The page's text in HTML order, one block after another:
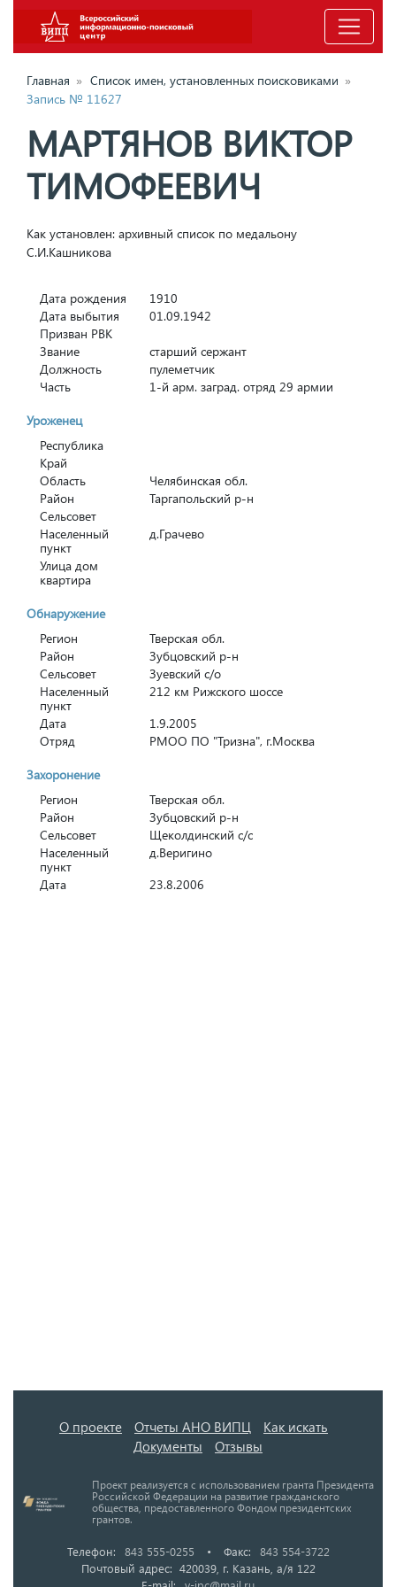
Главная » Список имен, установленных поисковиками »
Запись № 11627
МАРТЯНОВ ВИКТОР
ТИМОФЕЕВИЧ
Как установлен: архивный список по медальону
С.И.Кашникова
Дата рождения
1910
Дата выбытия
01.09.1942
Призван РВК
Звание
старший сержант
Должность
пулеметчик
Часть
1-й арм. заград. отряд 29 армии
Уроженец
Республика
Край
Область
Челябинская обл.
Район
Таргапольский р-н
Сельсовет
Населенный
пункт
д.Грачево
Улица дом
квартира
Обнаружение
Регион
Тверская обл.
Район
Зубцовский р-н
Сельсовет
Зуевский с/о
Населенный
пункт
212 км Рижского шоссе
Дата
1.9.2005
Отряд
РМОО ПО "Тризна", г.Москва
Захоронение
Регион
Тверская обл.
Район
Зубцовский р-н
Сельсовет
Щеколдинский с/с
Населенный
пункт
д.Веригино
Дата
23.8.2006
О проекте Отчеты АНО ВИПЦ
Как искать
Документы
Отзывы
Проект реализуется с использованием гранта Президента
Российской Федерации на развитие гражданского
общества, предоставленного Фондом президентских
грантов.
Телефон: 843 555-0255 • Факс:
843 554-3722
Почтовый адрес: 420039, г. Казань, а/я 122